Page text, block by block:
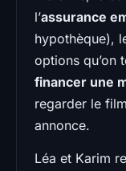
l’assurance
hypothèque),
options qu’on
financer une
regarder le
annonce.
Léa et Karim